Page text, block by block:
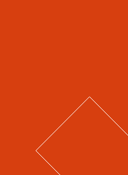
Zwembaden